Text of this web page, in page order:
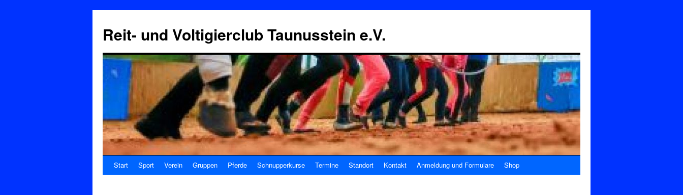
Reit- und Voltigierclub Taunusstein e.V.
Start Sport Verein Gruppen Pferde Schnupperkurse Termine Standort Kontakt Anmeldung und Formulare Shop